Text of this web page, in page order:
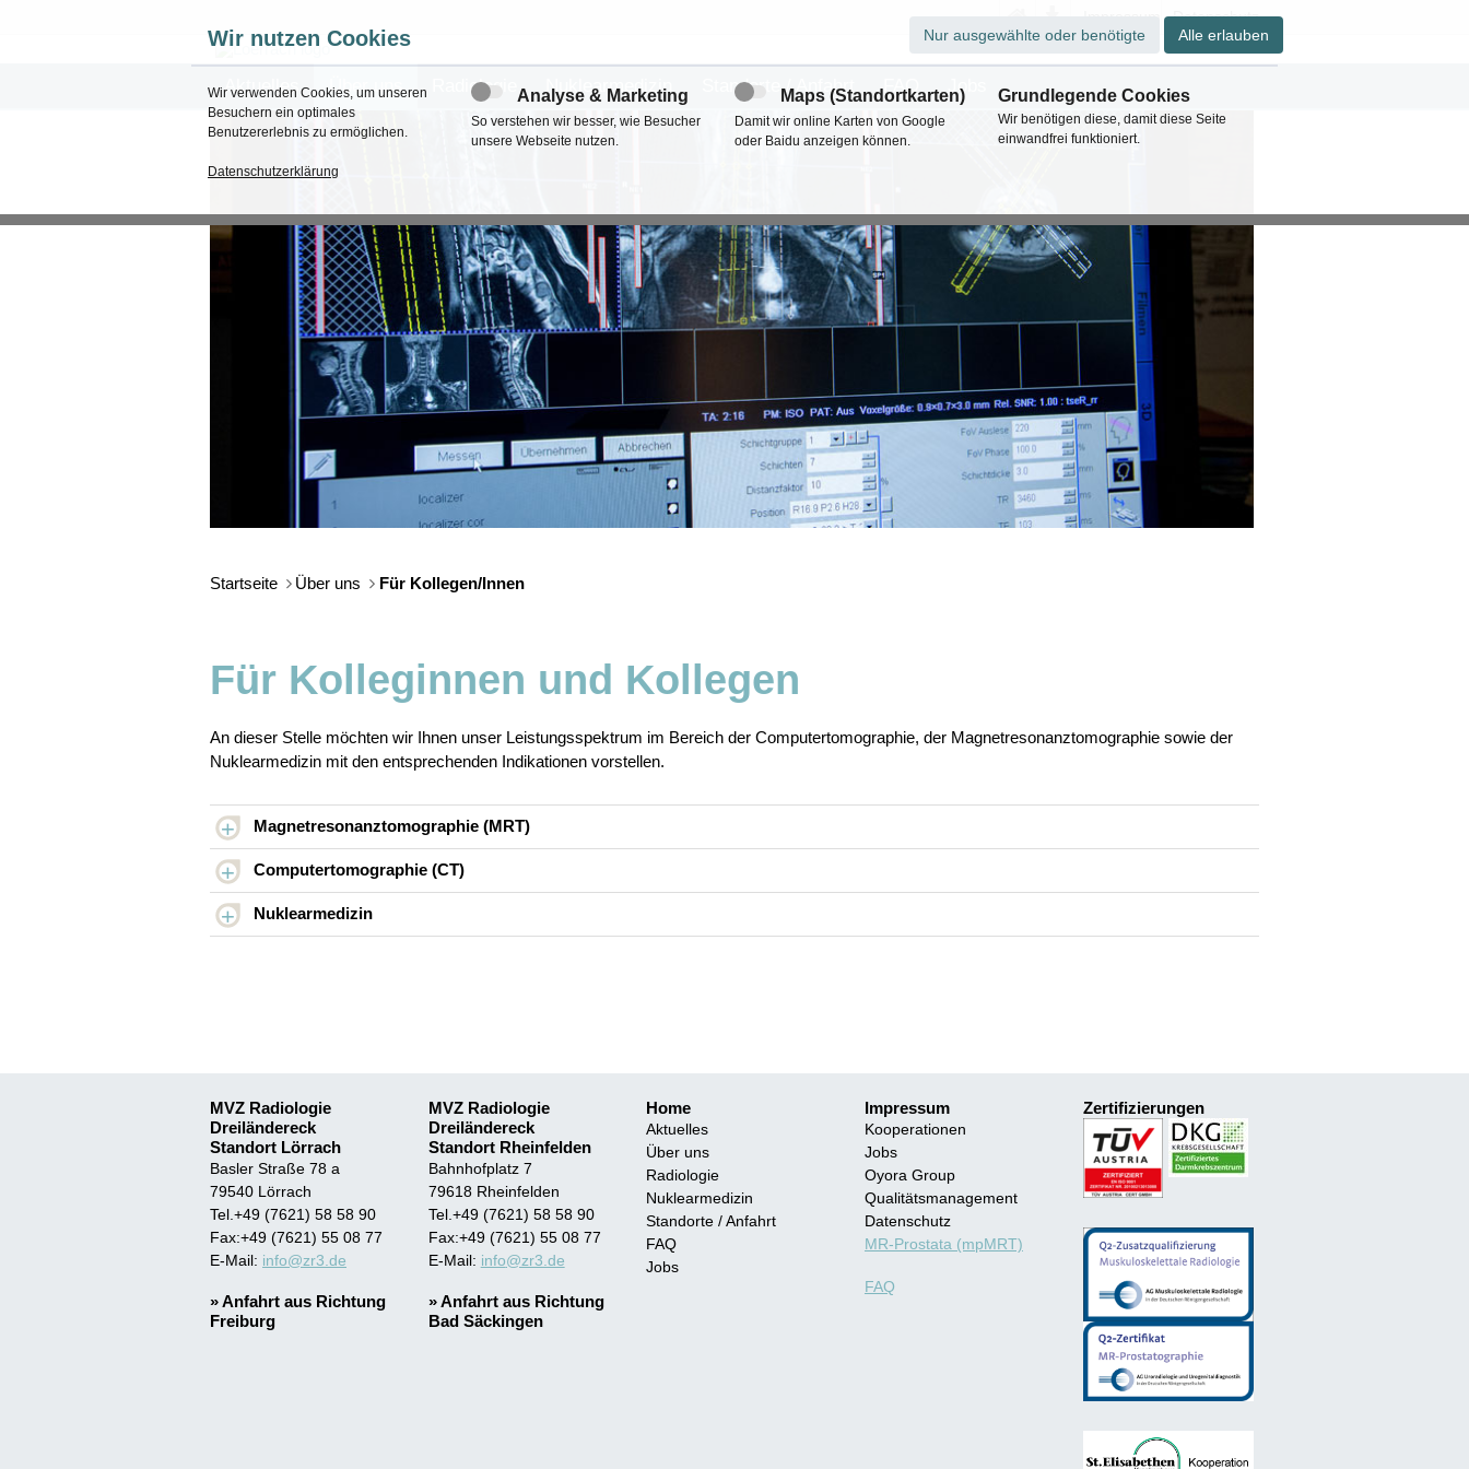
Datenschutz
Aktuelles Über uns Radiologie Nuklearmedizin Standorte / Anfahrt FAQ Jobs
Startseite Über uns Für Kollegen/Innen
Für Kolleginnen und Kollegen
An dieser Stelle möchten wir Ihnen unser Leistungsspektrum im Bereich der Computertomographie, der Magnetresonanztomographie sowie der
Nuklearmedizin mit den entsprechenden Indikationen vorstellen.
Magnetresonanztomographie (MRT)
Computertomographie (CT)
Nuklearmedizin
MVZ Radiologie
Dreiländereck
Standort Lörrach
Basler Straße 78 a
79540 Lörrach
Tel.+49 (7621) 58 58 90
Fax:+49 (7621) 55 08 77
E-Mail: info@zr3.de
»Anfahrt aus Richtung
Freiburg
MVZ Radiologie
Dreiländereck
Standort Rheinfelden
Bahnhofplatz 7
79618 Rheinfelden
Tel.+49 (7621) 58 58 90
Fax:+49 (7621) 55 08 77
E-Mail: info@zr3.de
»Anfahrt aus Richtung
Bad Säckingen
Home
Aktuelles
Über uns
Radiologie
Nuklearmedizin
Standorte / Anfahrt
FAQ
Jobs
Impressum
Kooperationen
Jobs
Oyora Group
Qualitätsmanagement
Datenschutz
MR-Prostata (mpMRT)
FAQ
Zertifizierungen
Wir nutzen Cookies
Wir verwenden Cookies, um unseren
Besuchern ein optimales
Benutzererlebnis zu ermöglichen.
Datenschutzerklärung
Analyse & Marketing
So verstehen wir besser, wie Besucher
unsere Webseite nutzen.
Maps (Standortkarten)
Damit wir online Karten von Google
oder Baidu anzeigen können.
Grundlegende Cookies
Wir benötigen diese, damit diese Seite
einwandfrei funktioniert.
Nur ausgewählte oder benötigte Alle erlauben